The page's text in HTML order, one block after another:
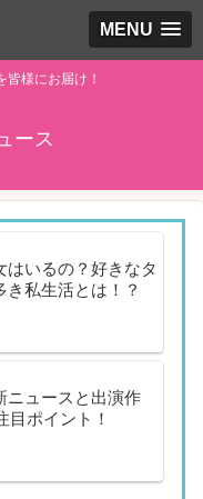
MENU
様にお届け！
ース
はいるの？好きなタ
き私生活とは！？
ニュースと出演作
目ポイント！